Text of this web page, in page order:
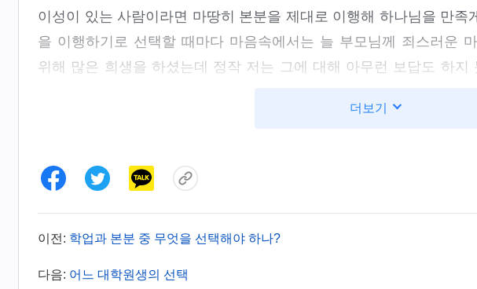
이성이 있는 사람이라면 마땅히 본분을 제대로 이행해 하나님을 만족
을 이행하기로 선택할 때마다 마음속에서는 늘 부모님께 죄스러운
위해 많은 희생을 하셨는데 정작 저는 그에 대해 아무런 보답도 하
정되었습니다. 저는 늘 어떻게 부모님을 만족시켜 드릴지만 생각했
이행해 하나님의 사랑에 보답하지 않았습니다. 저는 정말로 양심이
제가 이렇게 패역함에도 불구하고 하나님은 저를 버리지도 않으시
며, 형제자매를 통해 저를 돕고 붙들어 주시기까지 하셨습니다. 그러
렸고, 하나님께서 저에게 쏟으신 심혈을 저버렸습니다. 저는 마음속
드렸습니다. ‘하나님, 예전에 저는 당신을 만족게 해 드리지 못하고 너
더보기
이전: 학업과 본분 중 무엇을 선택해야 하나?
다음: 어느 대학원생의 선택